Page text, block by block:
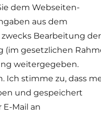
dem Webseiten-
aus dem
Bearbeitung der
(im gesetzlichen
weitergegeben.
Ich stimme zu, dass
und gespeichert
Mail an